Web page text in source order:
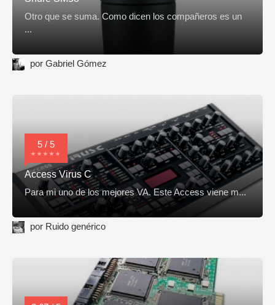
Otro que se suma. Como dicen los compañeros es un
...
por Gabriel Gómez
5 / 5
Access Virus C
Para mi uno de los mejores VA. Este Access viene m...
por Ruido genérico